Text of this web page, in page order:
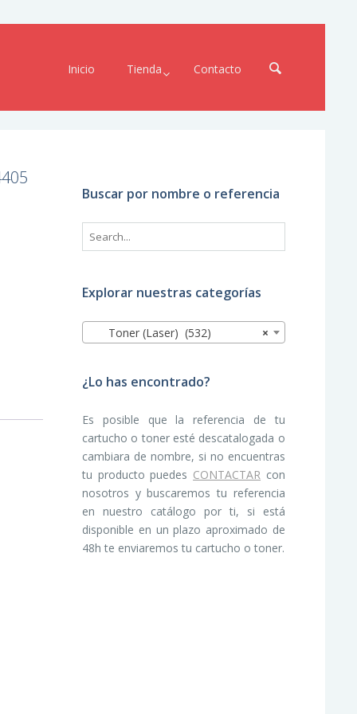
Inicio Tienda Contacto
Buscar por nombre o referencia
Explorar nuestras categorías
×
Toner (Laser) (532)
¿Lo has encontrado?
Es posible que la referencia de tu
cartucho o toner esté descatalogada o
cambiara de nombre, si no encuentras
tu producto puedes CONTACTAR con
nosotros y buscaremos tu referencia
en nuestro catálogo por ti, si está
disponible en un plazo aproximado de
48h te enviaremos tu cartucho o toner.